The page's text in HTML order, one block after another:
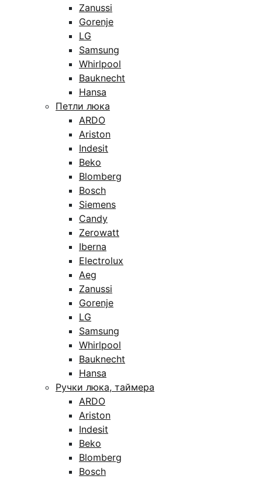
Zanussi
Gorenje
LG
Samsung
Whirlpool
Bauknecht
Hansa
Петли люка
ARDO
Ariston
Indesit
Beko
Blomberg
Bosch
Siemens
Candy
Zerowatt
Iberna
Electrolux
Aeg
Zanussi
Gorenje
LG
Samsung
Whirlpool
Bauknecht
Hansa
Ручки люка, таймера
ARDO
Ariston
Indesit
Beko
Blomberg
Bosch